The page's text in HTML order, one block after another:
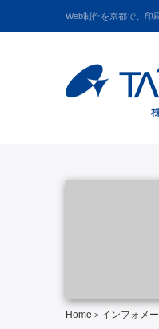
Web制作を京都で、印
Home > インフォメ